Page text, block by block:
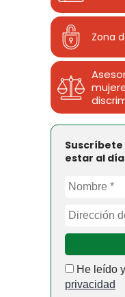
Zona
estar al
He leído
privacidad